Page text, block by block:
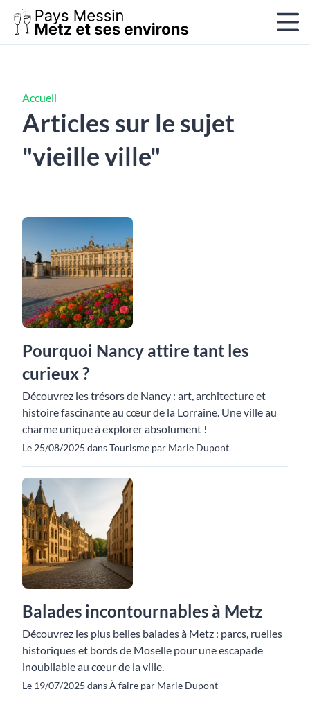
Accueil
Articles sur le sujet
"vieille ville"
Pourquoi Nancy attire tant les
curieux ?
Découvrez les trésors de Nancy : art, architecture et
histoire fascinante au cœur de la Lorraine. Une ville au
charme unique à explorer absolument !
Le 25/08/2025 dans Tourisme par Marie Dupont
Balades incontournables à Metz
Découvrez les plus belles balades à Metz : parcs, ruelles
historiques et bords de Moselle pour une escapade
inoubliable au cœur de la ville.
Le 19/07/2025 dans À faire par Marie Dupont